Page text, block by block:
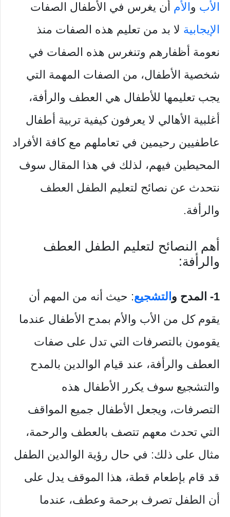
الأب والأم أن يغرس في الأطفال الصفات
الإيجابية لا بد من تعليم هذه الصفات منذ
نعومة أظفارهم وتنغرس هذه الصفات في
شخصية الأطفال، من الصفات المهمة التي
يجب تعليمها للأطفال هي العطف والرأفة،
أغلبية الأهالي لا يعرفون كيفية تربية أطفال
عاطفيين رحيمين في تعاملهم مع كافة الأفراد
المحيطين فيهم، لذلك في هذا المقال سوف
نتحدث عن نصائح لتعليم الطفل العطف
والرأفة.
أهم النصائح لتعليم الطفل العطف
والرأفة:
1- المدح و التشجيع: حيث أنه من المهم أن
يقوم كل من الأب والأم بمدح الأطفال عندما
يقومون بالتصرفات التي تدل على صفات
العطف والرأفة، عند قيام الوالدين بالمدح
والتشجيع سوف يكرر الأطفال هذه
التصرفات، ويجعل الأطفال جميع المواقف
التي تحدث معهم تتصف بالعطف والرحمة،
مثال على ذلك: في حال رؤية الوالدين الطفل
قد قام بإطعام قطة، هذا الموقف يدل على
أن الطفل تصرف برحمة وعطف، عندما